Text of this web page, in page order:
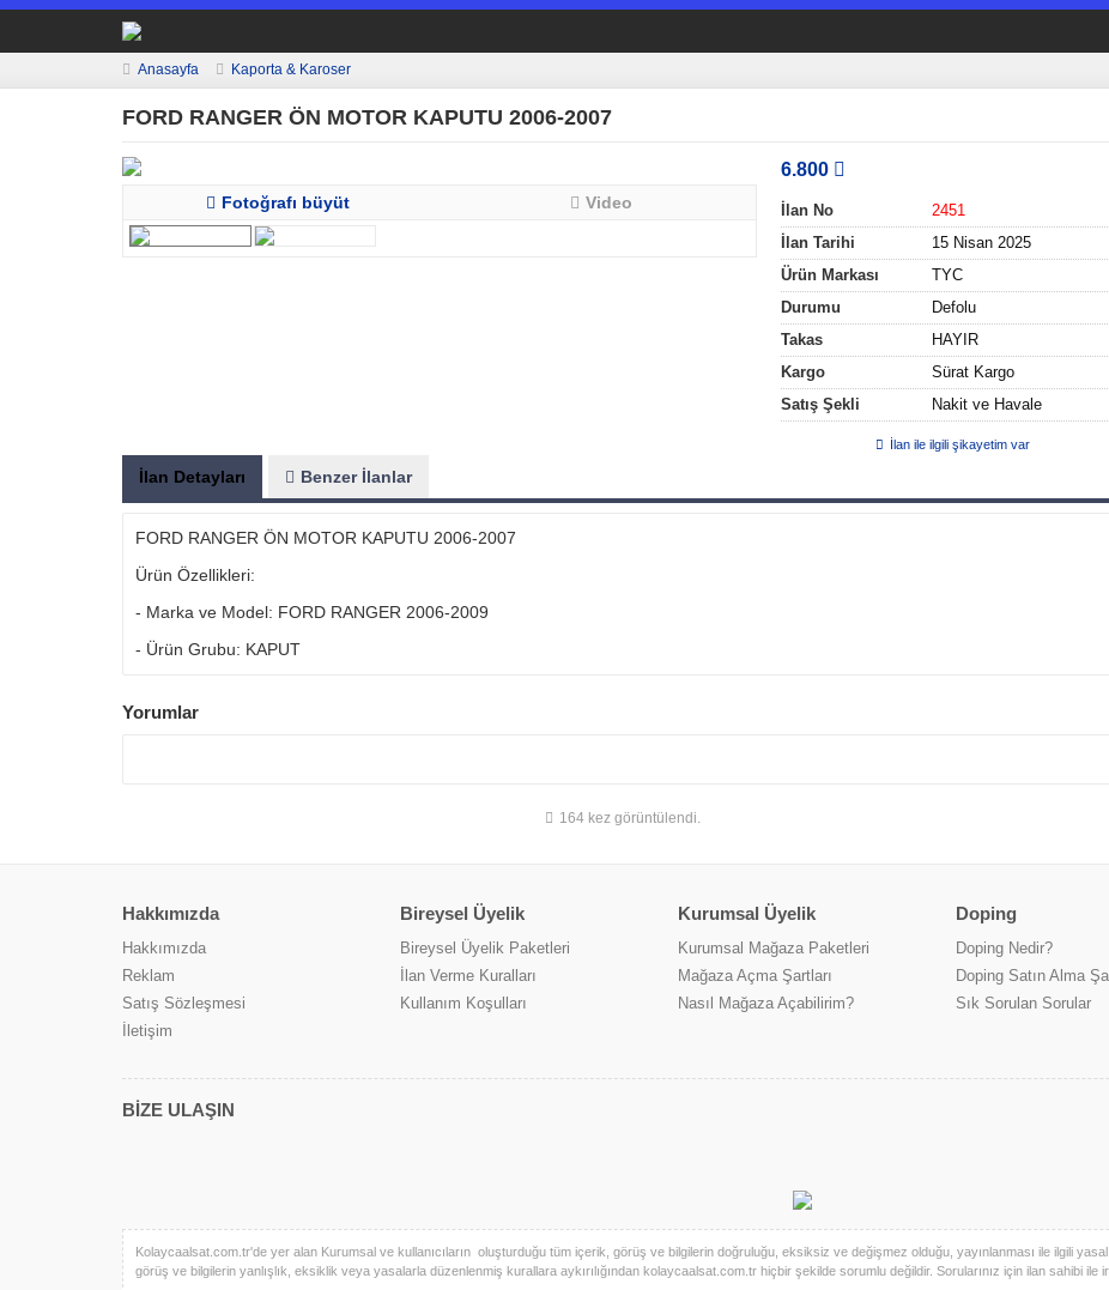
Anasayfa Kaporta & Karoser
FORD RANGER ÖN MOTOR KAPUTU 2006-2007
Fotoğrafı büyüt Video
6.800
İlan No
2451
İlan Tarihi
15 Nisan 2025
Ürün Markası
TYC
Durumu
Defolu
Takas
HAYIR
Kargo
Sürat Kargo
Satış Şekli
Nakit ve Havale
İlan ile ilgili şikayetim var
İlan Detayları Benzer İlanlar
FORD RANGER ÖN MOTOR KAPUTU 2006-2007
Ürün Özellikleri:
- Marka ve Model: FORD RANGER 2006-2009
- Ürün Grubu: KAPUT
Yorumlar
164 kez görüntülendi.
Hakkımızda
Hakkımızda
Reklam
Satış Sözleşmesi
İletişim
Bireysel Üyelik
Bireysel Üyelik Paketleri
İlan Verme Kuralları
Kullanım Koşulları
Kurumsal Üyelik
Kurumsal Mağaza Paketleri
Mağaza Açma Şartları
Nasıl Mağaza Açabilirim?
Doping
Doping Nedir?
Doping Satın Alma
Sık Sorulan Sorular
BİZE ULAŞIN
Kolaycaalsat.com.tr'de yer alan Kurumsal ve kullanıcıların oluşturduğu tüm içerik, görüş ve bilgilerin doğruluğu, eksiksiz ve değişmez olduğu, yayınlanması ile ilgili
görüş ve bilgilerin yanlışlık, eksiklik veya yasalarla düzenlenmiş kurallara aykırılığından kolaycaalsat.com.tr hiçbir şekilde sorumlu değildir. Sorularınız için ilan sahibi ile